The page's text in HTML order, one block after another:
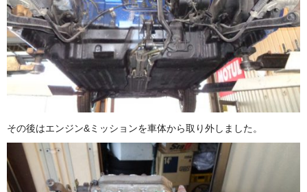
その後はエンジン&ミッションを車体から取り外しました。